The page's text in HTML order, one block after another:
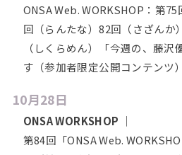
ONSA Web. WORKSHOP：第
回（らんたな）82回（さざんか
（しくらめん）「今週の、藤
す（参加者限定公開コンテンツ）
10月28日
ONSA WORKSHOP ｜
第84回「ONSA Web.